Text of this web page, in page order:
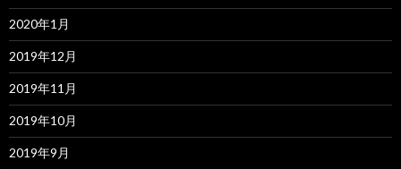
2020年1月
2019年12月
2019年11月
2019年10月
2019年9月